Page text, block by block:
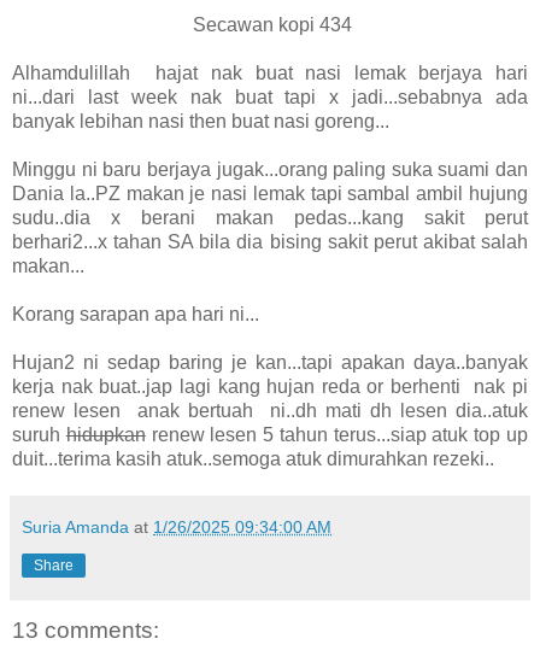
Secawan kopi 434
Alhamdulillah hajat nak buat nasi lemak berjaya hari
ni...dari last week nak buat tapi x jadi...sebabnya ada
banyak lebihan nasi then buat nasi goreng...
Minggu ni baru berjaya jugak...orang paling suka suami dan
Dania la..PZ makan je nasi lemak tapi sambal ambil hujung
sudu..dia x berani makan pedas...kang sakit perut
berhari2...x tahan SA bila dia bising sakit perut akibat salah
makan...
Korang sarapan apa hari ni...
Hujan2 ni sedap baring je kan...tapi apakan daya..banyak
kerja nak buat..jap lagi kang hujan reda or berhenti nak pi
renew lesen anak bertuah ni..dh mati dh lesen dia..atuk
suruhhidupkanrenew lesen 5 tahun terus...siap atuk top up
duit...terima kasih atuk..semoga atuk dimurahkan rezeki..
Suria Amanda at 1/26/2025 09:34:00 AM
Share
13 comments: